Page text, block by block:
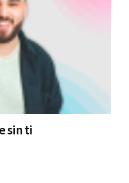
sin ti